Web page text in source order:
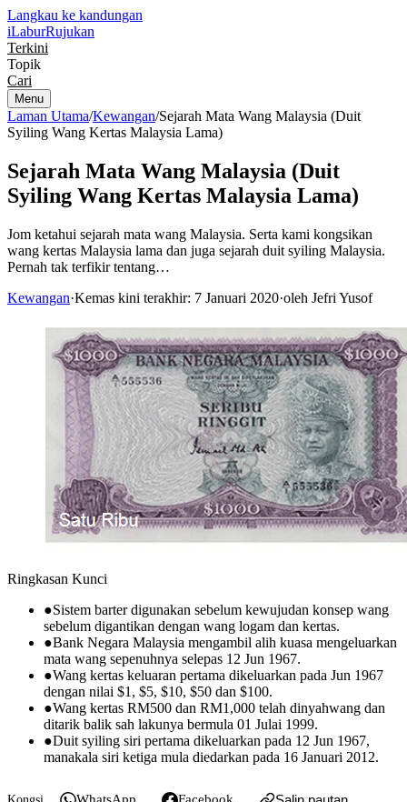
Langkau ke kandungan
iLaburRujukan
Terkini
Topik
Cari
Menu
Laman Utama/Kewangan/Sejarah Mata Wang Malaysia (Duit
Syiling Wang Kertas Malaysia Lama)
Sejarah Mata Wang Malaysia (Duit
Syiling Wang Kertas Malaysia Lama)
Jom ketahui sejarah mata wang Malaysia. Serta kami kongsikan
wang kertas Malaysia lama dan juga sejarah duit syiling Malaysia.
Pernah tak terfikir tentang…
Kewangan·Kemas kini terakhir: 7 Januari 2020·oleh Jefri Yusof
Ringkasan Kunci
●Sistem barter digunakan sebelum kewujudan konsep wang
sebelum digantikan dengan wang logam dan kertas.
●Bank Negara Malaysia mengambil alih kuasa mengeluarkan
mata wang sepenuhnya selepas 12 Jun 1967.
●Wang kertas keluaran pertama dikeluarkan pada Jun 1967
dengan nilai $1, $5, $10, $50 dan $100.
●Wang kertas RM500 dan RM1,000 telah dinyahwang dan
ditarik balik sah lakunya bermula 01 Julai 1999.
●Duit syiling siri pertama dikeluarkan pada 12 Jun 1967,
manakala siri ketiga mula diedarkan pada 16 Januari 2012.